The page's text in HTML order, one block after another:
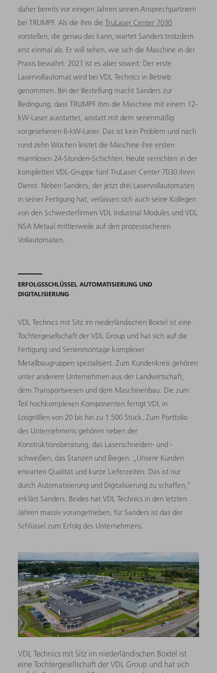
daher bereits vor einigen Jahren seinen Ansprechpartnern
bei TRUMPF. Als die ihm dieTruLaser Center 7030
vorstellen, die genau das kann, wartet Sanders trotzdem
erst einmal ab. Er will sehen, wie sich die Maschine in der
Praxis bewährt. 2021 ist es aber soweit: Der erste
Laservollautomat wird bei VDL Technics in Betrieb
genommen. Bei der Bestellung macht Sanders zur
Bedingung, dass TRUMPF ihm die Maschine mit einem 12-
kW-Laser ausstattet, anstatt mit dem serienmäßig
vorgesehenen 6-kW-Laser. Das ist kein Problem und nach
rund zehn Wochen leistet die Maschine ihre ersten
mannlosen 24-Stunden-Schichten. Heute verrichten in der
kompletten VDL-Gruppe fünf TruLaser Center 7030 ihren
Dienst. Neben Sanders, der jetzt drei Laservollautomaten
in seiner Fertigung hat, verlassen sich auch seine Kollegen
von den Schwesterfirmen VDL Industrial Modules und VDL
NSA Metaal mittlerweile auf den prozesssicheren
Vollautomaten.
ERFOLGSSCHLÜSSEL AUTOMATISIERUNG UND
DIGITALISIERUNG
VDL Technics mit Sitz im niederländischen Boxtel ist eine
Tochtergesellschaft der VDL Group und hat sich auf die
Fertigung und Serienmontage komplexer
Metallbaugruppen spezialisiert. Zum Kundenkreis gehören
unter anderem Unternehmen aus der Landwirtschaft,
dem Transportwesen und dem Maschinenbau. Die zum
Teil hochkomplexen Komponenten fertigt VDL in
Losgrößen von 20 bis hin zu 1.500 Stück. Zum Portfolio
des Unternehmens gehören neben der
Konstruktionsberatung, das Laserschneiden- und -
schweißen, das Stanzen und Biegen. „Unsere Kunden
erwarten Qualität und kurze Lieferzeiten. Das ist nur
durch Automatisierung und Digitalisierung zu schaffen,“
erklärt Sanders. Beides hat VDL Technics in den letzten
Jahren massiv vorangetrieben, für Sanders ist das der
Schlüssel zum Erfolg des Unternehmens.
VDL Technics mit Sitz im niederländischen Boxtel ist
eine Tochtergesellschaft der VDL Group und hat sich